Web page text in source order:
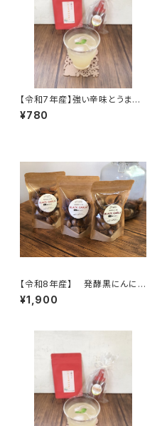
【令和7年産】強い辛味とうまみ
が際立つ！薬味やスパイスとして
簡単便利！冷凍保存もできる！
¥780
【令和8年産】 発酵黒にんに
く 120ｇ（1袋） ※農薬・化学
肥料不使用 ※天然由来の活
¥1,900